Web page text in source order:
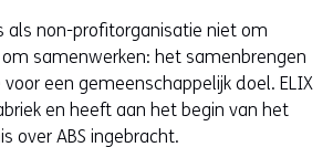
e
n
a
n
n
a
a
als non-profitorganisatie niet om
samenwerken: het samenbrengen
een gemeenschappelijk doel. ELIX
en heeft aan het begin van het
over ABS ingebracht.